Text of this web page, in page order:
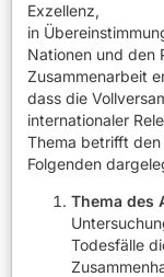
Exzellenz,
in
Nationen und den
Zusammenarbeit
dass die
internationaler
Thema betrifft
Folgenden
Thema des
Todesfälle